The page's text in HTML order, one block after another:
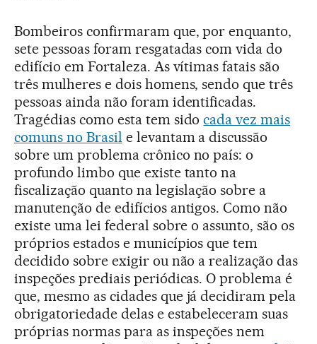
Bombeiros confirmaram que, por enquanto,
sete pessoas foram resgatadas com vida do
edifício em Fortaleza. As vítimas fatais são
três mulheres e dois homens, sendo que três
pessoas ainda não foram identificadas.
Tragédias como esta tem sidocada vez mais
comuns no Brasil e levantam a discussão
sobre um problema crônico no país: o
profundo limbo que existe tanto na
fiscalização quanto na legislação sobre a
manutenção de edifícios antigos. Como não
existe uma lei federal sobre o assunto, são os
próprios estados e municípios que tem
decidido sobre exigir ou não a realização das
inspeções prediais periódicas. O problema é
que, mesmo as cidades que já decidiram pela
obrigatoriedade delas e estabeleceram suas
próprias normas para as inspeções nem